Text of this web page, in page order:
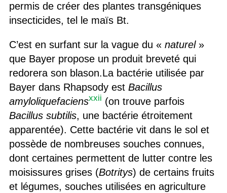
permis de créer des plantes transgéniques
insecticides, tel le maïs Bt.
C’est en surfant sur la vague du « naturel»
que Bayer propose un produit breveté qui
redorera son blason.La bactérie utilisée par
Bayer dans Rhapsody est Bacillus
amyloliquefaciensxxii (on trouve parfois
Bacillus subtilis, une bactérie étroitement
apparentée). Cette bactérie vit dans le sol et
possède de nombreuses souches connues,
dont certaines permettent de lutter contre les
moisissures grises (Botritys) de certains fruits
et légumes, souches utilisées en agriculture